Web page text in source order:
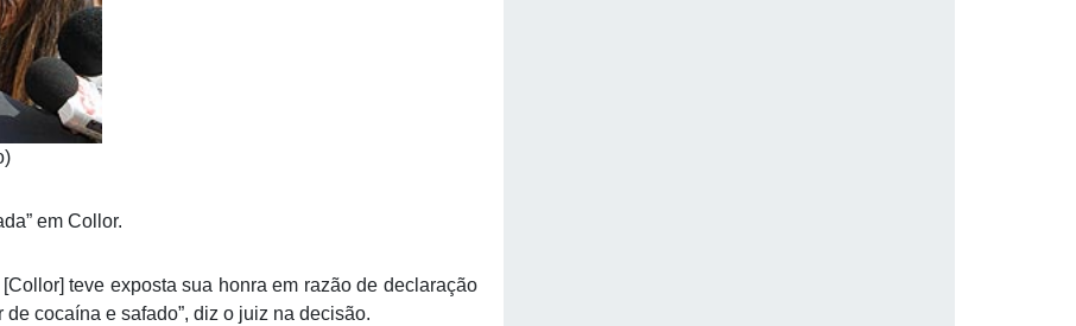
em Collor.
teve exposta sua honra em razão de declaração
cocaína e safado”, diz o juiz na decisão.